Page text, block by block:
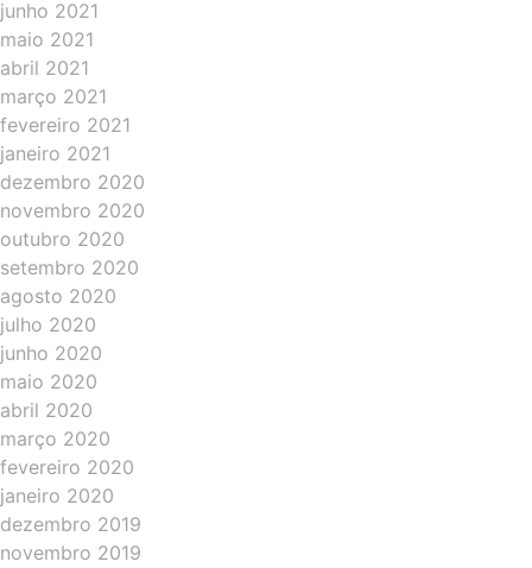
junho 2021
maio 2021
abril 2021
março 2021
fevereiro 2021
janeiro 2021
dezembro 2020
novembro 2020
outubro 2020
setembro 2020
agosto 2020
julho 2020
junho 2020
maio 2020
abril 2020
março 2020
fevereiro 2020
janeiro 2020
dezembro 2019
novembro 2019